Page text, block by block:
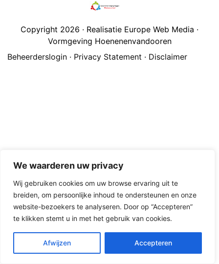
We waarderen uw privacy
Wij gebruiken cookies om uw browse ervaring uit te
breiden, om persoonlijke inhoud te ondersteunen en onze
website-bezoekers te analyseren. Door op “Accepteren”
te klikken stemt u in met het gebruik van cookies.
Afwijzen Accepteren
Copyright 2026 · Realisatie Europe Web Media ·
Vormgeving Hoenenenvandooren
Beheerderslogin · Privacy Statement · Disclaimer